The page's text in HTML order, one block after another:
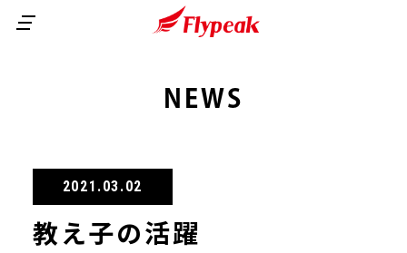
無印
会員メニュー
カートを見る
会社案内
NEWS
2021.03.02
教え子の活躍